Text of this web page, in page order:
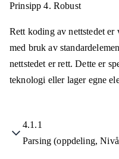
Prinsipp 4. Robust
Rett koding av nettstedet
med bruk av
nettstedet er rett. Dette er
teknologi eller lager egne
4.1.1
Parsing (oppdeling,